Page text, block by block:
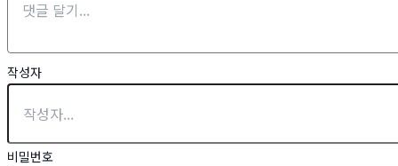
작성자
비밀번호